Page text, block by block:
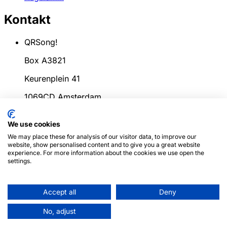
Kontakt
QRSong!
Box A3821
Keurenplein 41
1069CD Amsterdam
info@qrsong.io
KoK: 99311917
QRSong!Wszelkie prawa zastrzeżone.
(v1.0.2)Ta strona jest chroniona przez reCAPTCHA, a
obowiązująPolityka prywatności
We use cookies
We may place these for analysis of our visitor data, to improve our
website, show personalised content and to give you a great website
experience. For more information about the cookies we use open the
settings.
Accept all Deny
No, adjust